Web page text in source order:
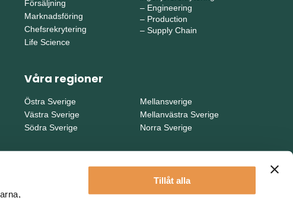
Tillåt alla
Försäljning
Marknadsföring
Chefsrekrytering
Life Science
– Engineering
– Production
– Supply Chain
Våra regioner
Östra Sverige
Västra Sverige
Södra Sverige
Mellansverige
Mellanvästra Sverige
Norra Sverige